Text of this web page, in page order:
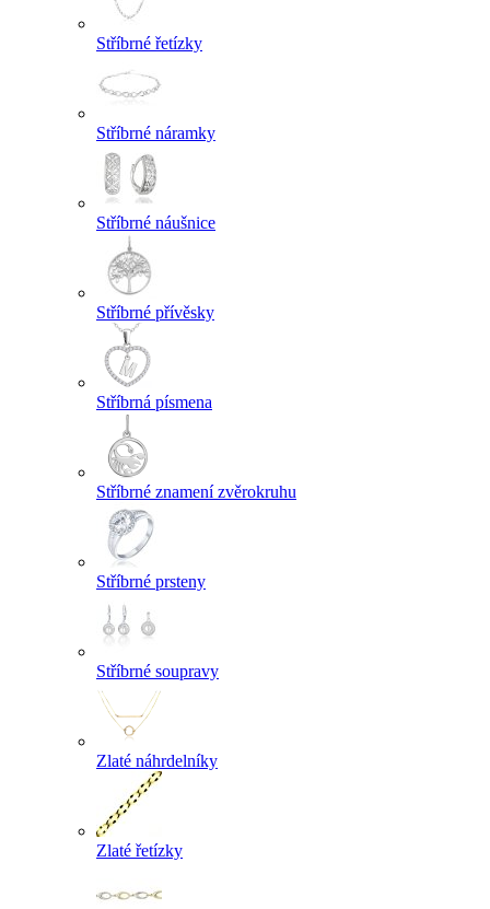
Stříbrné řetízky
Stříbrné náramky
Stříbrné náušnice
Stříbrné přívěsky
Stříbrná písmena
Stříbrné znamení zvěrokruhu
Stříbrné prsteny
Stříbrné soupravy
Zlaté náhrdelníky
Zlaté řetízky